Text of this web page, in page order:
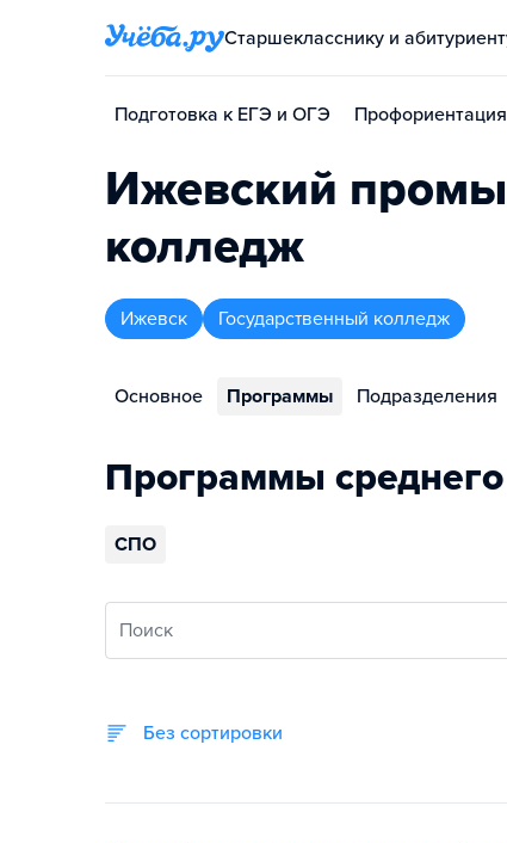
Старшекласснику и
Подготовка к ЕГЭ и ОГЭ Профориентация
Ижевский
колледж
Ижевск Государственный колледж
Основное Программы Подразделения
Программы
СПО
Поиск
Без сортировки